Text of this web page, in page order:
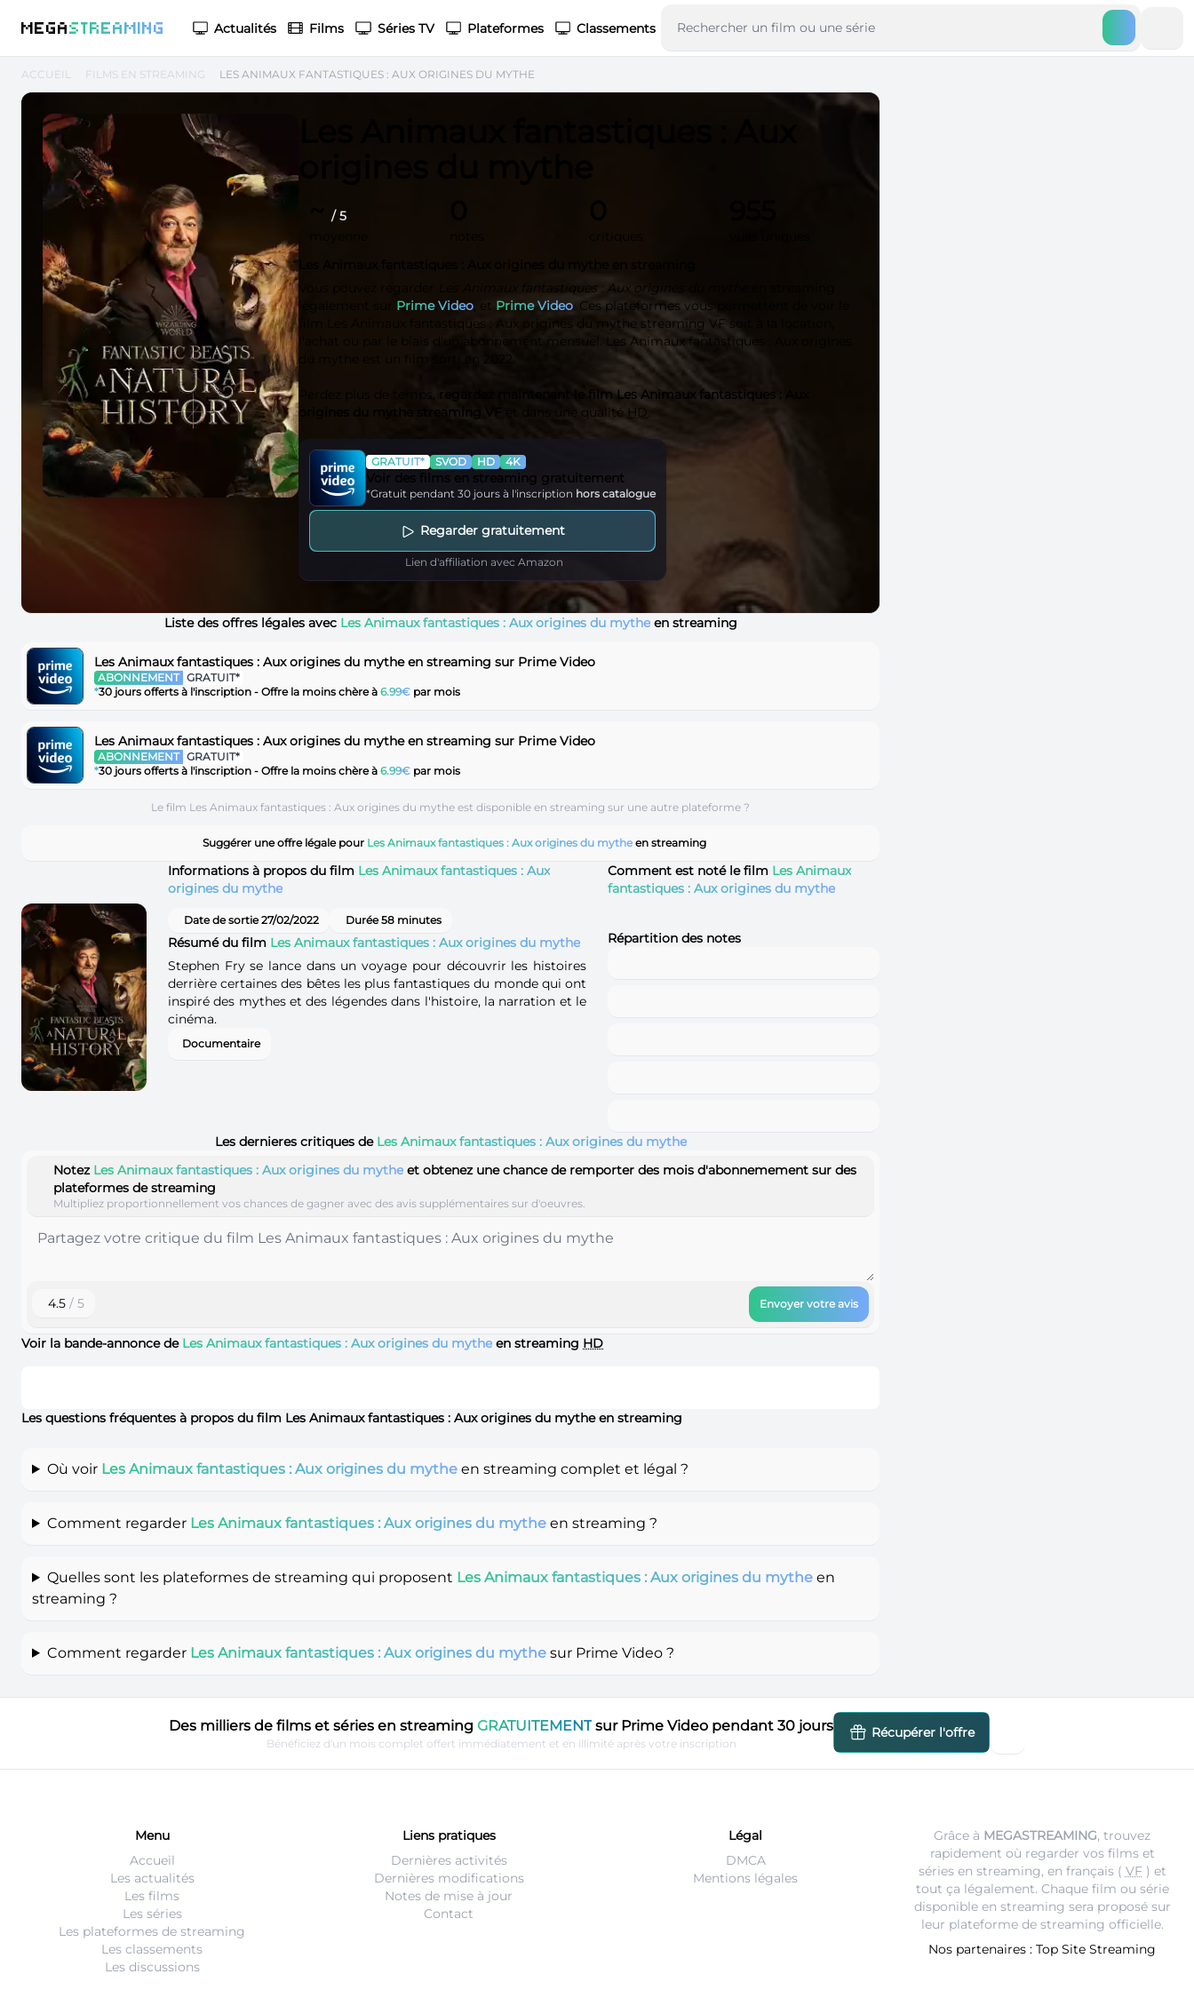
MEGASTREAMING Actualités Films Séries TV Plateformes Classements
ACCUEIL FILMS EN STREAMING LES ANIMAUX FANTASTIQUES : AUX ORIGINES DU MYTHE
/ 5
Les Animaux fantastiques : Aux origines du mythe
Prime Video, et Prime Video. Ces plateformes vous permettent de voir le
film Les Animaux fantastiques : Aux origines du mythe streaming VF soit à la location,
l'achat ou par le biais d'un abonnement mensuel. Les Animaux fantastiques : Aux origines
du mythe est un film sorti en 2022.
Perdez plus de temps, regardez maintenant le film Les Animaux fantastiques : Aux
origines du mythe streaming VF
et dans une qualité HD.
GRATUIT* SVOD HD 4K
Voir des films en streaming gratuitement
*Gratuit pendant 30 jours à l'inscription hors catalogue
Regarder gratuitement
Lien d'affiliation avec Amazon
Liste des offres légales avec Les Animaux fantastiques : Aux origines du mytheen streaming
Les Animaux fantastiques : Aux origines du mythe en streaming sur Prime Video
ABONNEMENT GRATUIT*
*30 jours offerts à l'inscription - Offre la moins chère à 6.99€ par mois
Les Animaux fantastiques : Aux origines du mythe en streaming sur Prime Video
ABONNEMENT GRATUIT*
*30 jours offerts à l'inscription - Offre la moins chère à 6.99€ par mois
Le film Les Animaux fantastiques : Aux origines du mythe est disponible en streaming sur une autre plateforme ?
Suggérer une offre légale pour Les Animaux fantastiques : Aux origines du mytheen streaming
Informations à propos du film Les Animaux fantastiques : Aux
origines du mythe
Date de sortie 27/02/2022 Durée 58 minutes
Résumé du film Les Animaux fantastiques : Aux origines du mythe
Stephen Fry se lance dans un voyage pour découvrir les histoires
derrière certaines des bêtes les plus fantastiques du monde qui ont
inspiré des mythes et des légendes dans l'histoire, la narration et le
cinéma.
Documentaire
Comment est noté le film Les Animaux
fantastiques : Aux origines du mythe
Répartition des notes
Les dernieres critiques de Les Animaux fantastiques : Aux origines du mythe
Notez Les Animaux fantastiques : Aux origines du mythe et obtenez une chance de remporter des mois d'abonnemement sur des
plateformes de streaming
Multipliez proportionnellement vos chances de gagner avec des avis supplémentaires sur d'oeuvres.
4.5 / 5 Envoyer votre avis
Voir la bande-annonce de Les Animaux fantastiques : Aux origines du mythe en streaming HD
Les questions fréquentes à propos du film Les Animaux fantastiques : Aux origines du mythe en streaming
Où voir Les Animaux fantastiques : Aux origines du mytheen streaming complet et légal ?
Comment regarder Les Animaux fantastiques : Aux origines du mytheen streaming ?
Quelles sont les plateformes de streaming qui proposent Les Animaux fantastiques : Aux origines du mytheen
streaming ?
Comment regarder Les Animaux fantastiques : Aux origines du mythesur Prime Video ?
Des milliers de films et séries en streamingGRATUITEMENT sur Prime Video pendant 30 jours
Bénéficiez d'un mois complet offert immédiatement et en illimité après votre inscription
Récupérer l'offre
Menu
Accueil
Les actualités
Les films
Les séries
Les plateformes de streaming
Les classements
Les discussions
Liens pratiques
Dernières activités
Dernières modifications
Notes de mise à jour
Contact
Légal
DMCA
Mentions légales
Grâce à MEGASTREAMING, trouvez
rapidement où regarder vos films et
séries en streaming, en français ( VF) et
tout ça légalement. Chaque film ou série
disponible en streaming sera proposé sur
leur plateforme de streaming officielle.
Nos partenaires : Top Site Streaming